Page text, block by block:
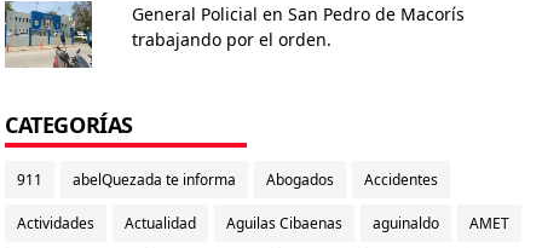
General Policial en San Pedro de Macorís
trabajando por el orden.
CATEGORÍAS
911 abelQuezada te informa Abogados Accidentes
Actividades Actualidad Aguilas Cibaenas aguinaldo AMET